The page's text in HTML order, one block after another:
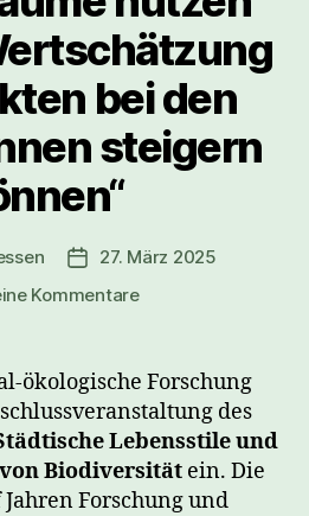
bei den
steigern
Veröffentlichungsdatum
27. März 2025
Kommentarezu
für
mehr
Insektenschutz?
Wie
Kommunen
das
ökologische Forschung
des
Lebensstile und
Biodiversität ein. Die
Forschung und